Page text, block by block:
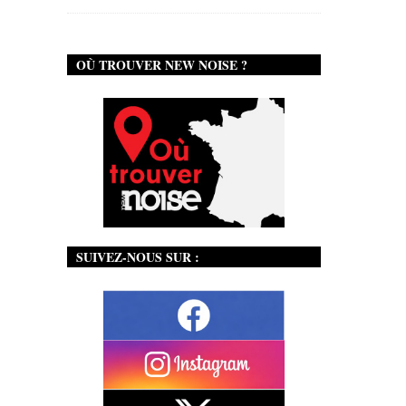
OÙ TROUVER NEW NOISE ?
SUIVEZ-NOUS SUR :